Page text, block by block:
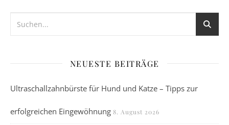
NEUESTE BEITRÄGE
Ultraschallzahnbürste für Hund und Katze – Tipps zur
erfolgreichen Eingewöhnung 8. August 2026